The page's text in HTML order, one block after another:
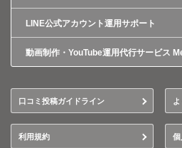
LINE公式アカウント運用サポート
動画制作・YouTube運用代行サービス
口コミ投稿ガイドライン
利用規約